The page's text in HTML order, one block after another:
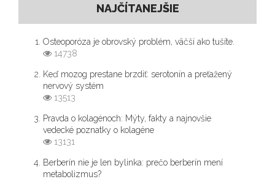
NAJČÍTANEJŠIE
Osteoporóza je obrovský problém, väčší ako tušíte.
14738
Keď mozog prestane brzdiť: serotonín a preťažený
nervový systém
13513
Pravda o kolagénoch: Mýty, fakty a najnovšie
vedecké poznatky o kolagéne
13131
Berberín nie je len bylinka: prečo berberín mení
metabolizmus?